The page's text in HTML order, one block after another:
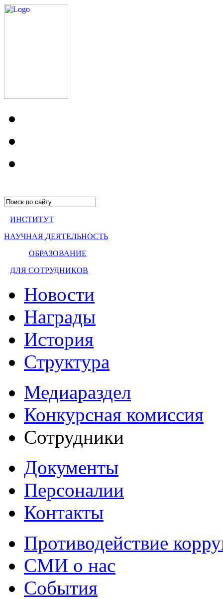
ИНСТИТУТ
НАУЧНАЯ ДЕЯТЕЛЬНОСТЬ
ОБРАЗОВАНИЕ
ДЛЯ СОТРУДНИКОВ
Новости
Награды
История
Структура
Медиараздел
Конкурсная комиссия
Сотрудники
Документы
Персоналии
Контакты
Противодействие
СМИ о нас
События